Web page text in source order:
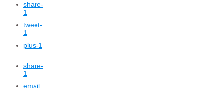
share-
1
tweet-
1
plus-1
share-
1
email